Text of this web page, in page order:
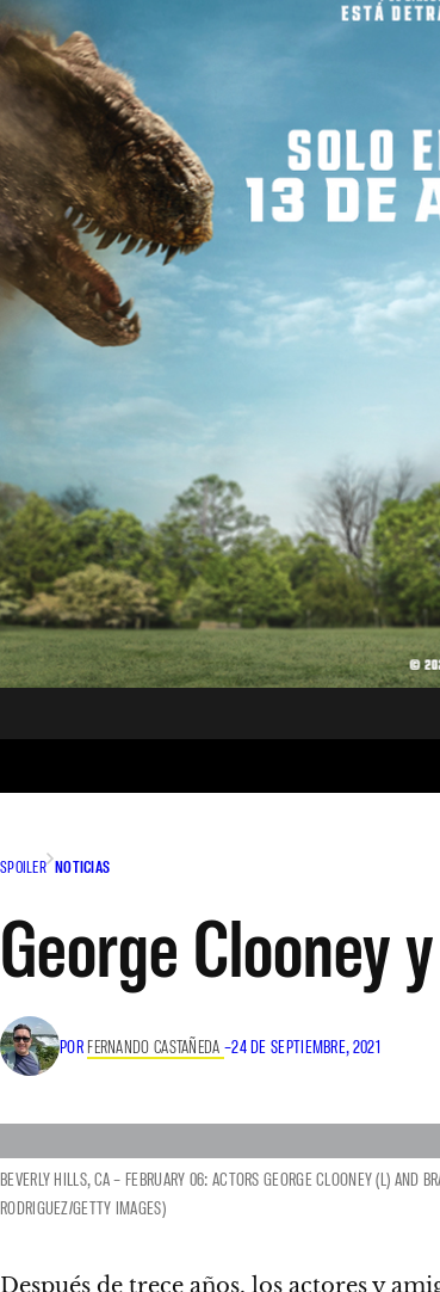
SPOILER NOTICIAS
George Clooney
POR FERNANDO CASTAÑEDA –24 DE SEPTIEMBRE, 2021
BEVERLY HILLS, CA – FEBRUARY 06: ACTORS GEORGE CLOONEY (L) AND
RODRIGUEZ/GETTY IMAGES)
Después de trece años, los actores y